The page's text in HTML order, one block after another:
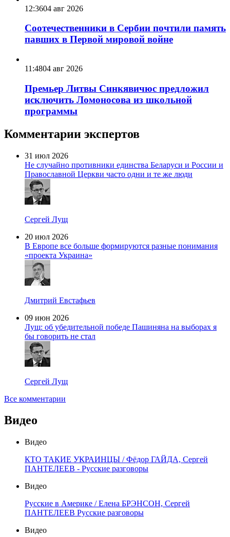
12:3604 авг 2026
Соотечественники в Сербии почтили память
павших в Первой мировой войне
11:4804 авг 2026
Премьер Литвы Синкявичюс предложил
исключить Ломоносова из школьной
программы
Комментарии экспертов
31 июл 2026
Не случайно противники единства Беларуси и России и
Православной Церкви часто одни и те же люди
Сергей Лущ
20 июл 2026
В Европе все больше формируются разные понимания
«проекта Украина»
Дмитрий Евстафьев
09 июн 2026
Лущ: об убедительной победе Пашиняна на выборах я
бы говорить не стал
Сергей Лущ
Все комментарии
Видео
Видео
КТО ТАКИЕ УКРАИНЦЫ / Фёдор ГАЙДА, Сергей
ПАНТЕЛЕЕВ - Русские разговоры
Видео
Русские в Америке / Елена БРЭНСОН, Сергей
ПАНТЕЛЕЕВ Русские разговоры
Видео